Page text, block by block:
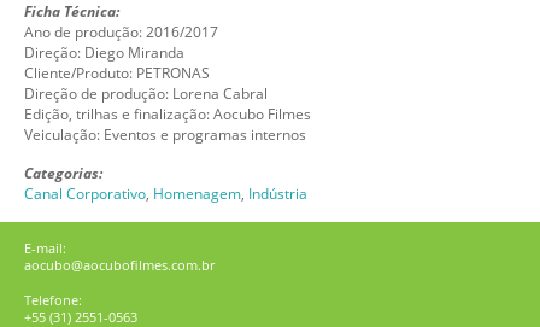
Ficha Técnica:
Ano de produção: 2016/2017
Direção: Diego Miranda
Cliente/Produto: PETRONAS
Direção de produção: Lorena Cabral
Edição, trilhas e finalização: Aocubo Filmes
Veiculação: Eventos e programas internos
Categorias:
Canal Corporativo, Homenagem, Indústria
E-mail:
aocubo@aocubofilmes.com.br
Telefone:
+55 (31) 2551-0563